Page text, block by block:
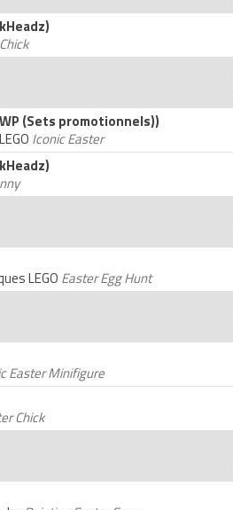
(Sets promotionnels))
Iconic Easter
LEGO Easter Egg Hunt
Easter Minifigure
Chick